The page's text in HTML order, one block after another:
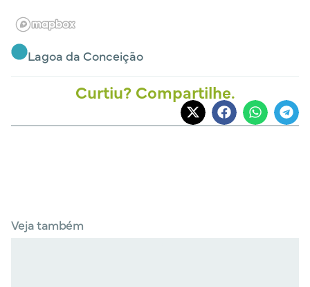
Lagoa da Conceição
Curtiu? Compartilhe.
Veja também